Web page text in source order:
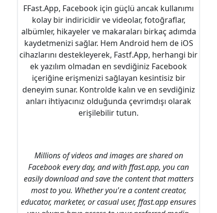
FFast.App, Facebook için güçlü ancak kullanımı
kolay bir indiricidir ve videolar, fotoğraflar,
albümler, hikayeler ve makaraları birkaç adımda
kaydetmenizi sağlar. Hem Android hem de iOS
cihazlarını destekleyerek, Fastf.App, herhangi bir
ek yazılım olmadan en sevdiğiniz Facebook
içeriğine erişmenizi sağlayan kesintisiz bir
deneyim sunar. Kontrolde kalın ve en sevdiğiniz
anları ihtiyacınız olduğunda çevrimdışı olarak
erişilebilir tutun.
Millions of videos and images are shared on
Facebook every day, and with ffast.app, you can
easily download and save the content that matters
most to you. Whether you're a content creator,
educator, marketer, or casual user, ffast.app ensures